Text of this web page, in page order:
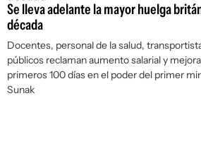
Se lleva adelante la mayor huelga
década
Docentes, personal de la salud,
públicos reclaman aumento salarial y
primeros 100 días en el poder del primer
Sunak